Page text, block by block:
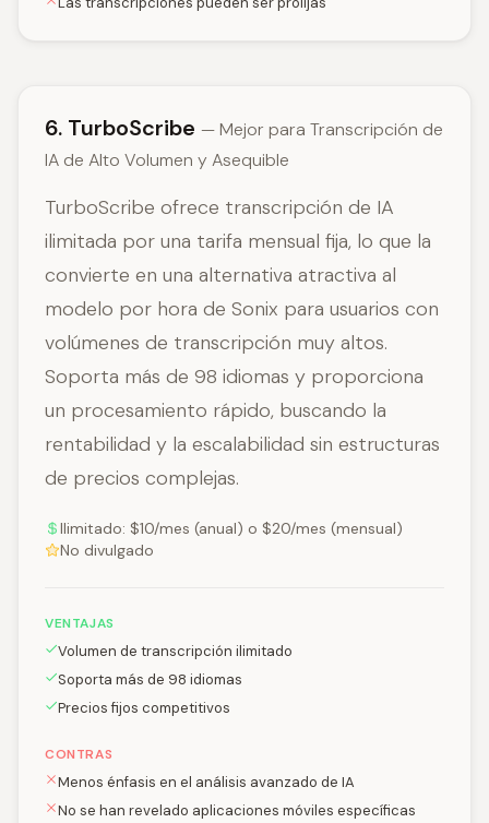
6. TurboScribe — Mejor para Transcripción de
IA de Alto Volumen y Asequible
TurboScribe ofrece transcripción de IA
ilimitada por una tarifa mensual fija, lo que la
convierte en una alternativa atractiva al
modelo por hora de Sonix para usuarios con
volúmenes de transcripción muy altos.
Soporta más de 98 idiomas y proporciona
un procesamiento rápido, buscando la
rentabilidad y la escalabilidad sin estructuras
de precios complejas.
Ilimitado: $10/mes (anual) o $20/mes (mensual)
No divulgado
VENTAJAS
Volumen de transcripción ilimitado
Soporta más de 98 idiomas
Precios fijos competitivos
CONTRAS
Menos énfasis en el análisis avanzado de IA
No se han revelado aplicaciones móviles específicas